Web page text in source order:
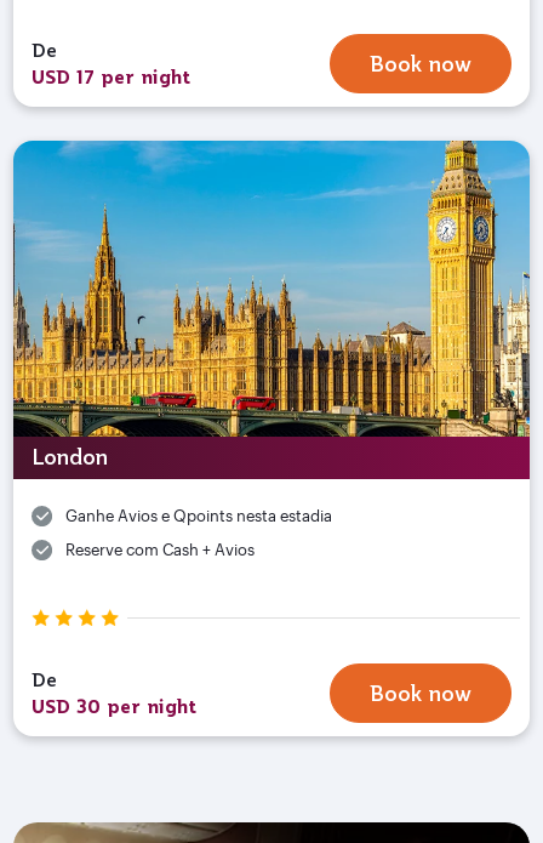
De
USD 17 per night
Book now
London
Ganhe Avios e Qpoints nesta estadia
Reserve com Cash + Avios
De
USD 30 per night
Book now